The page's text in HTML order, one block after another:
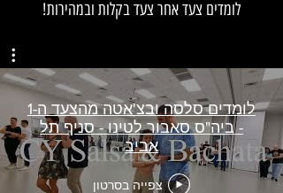
לומדים צעד אחר צעד בקלות ובמהירות!
לומדים סלסה ובצ'אטה מהצעד ה-1
- ביה"ס סאבור לטינו - סניף תל
אביב
צפייה בסרטון